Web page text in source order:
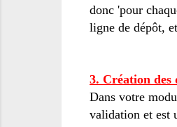
donc 'pour
ligne de dépôt,
3. Création des
Dans votre
validation et est